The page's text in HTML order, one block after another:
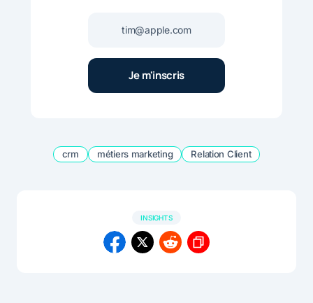
crm métiers marketing Relation Client
INSIGHTS